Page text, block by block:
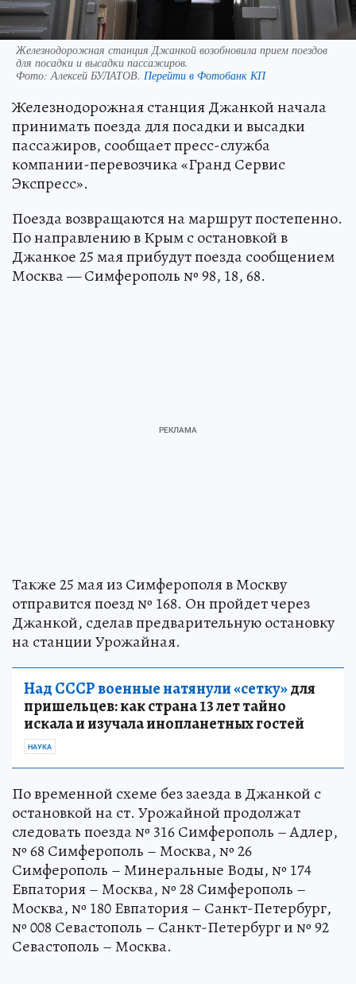
Железнодорожная станция Джанкой возобновила прием поездов
для посадки и высадки пассажиров.
Фото:Алексей БУЛАТОВ. Перейти в Фотобанк КП
Железнодорожная станция Джанкой начала
принимать поезда для посадки и высадки
пассажиров, сообщает пресс-служба
компании-перевозчика «Гранд Сервис
Экспресс».
Поезда возвращаются на маршрут постепенно.
По направлению в Крым с остановкой в
Джанкое 25 мая прибудут поезда сообщением
Москва — Симферополь № 98, 18, 68.
Также 25 мая из Симферополя в Москву
отправится поезд № 168. Он пройдет через
Джанкой, сделав предварительную остановку
на станции Урожайная.
Над СССР военные натянули «сетку»для
пришельцев: как страна 13 лет тайно
искала и изучала инопланетных гостей
НАУКА
По временной схеме без заезда в Джанкой с
остановкой на ст. Урожайной продолжат
следовать поезда № 316 Симферополь – Адлер,
№ 68 Симферополь – Москва, № 26
Симферополь – Минеральные Воды, № 174
Евпатория – Москва, № 28 Симферополь –
Москва, № 180 Евпатория – Санкт-Петербург,
№ 008 Севастополь – Санкт-Петербург и № 92
Севастополь – Москва.